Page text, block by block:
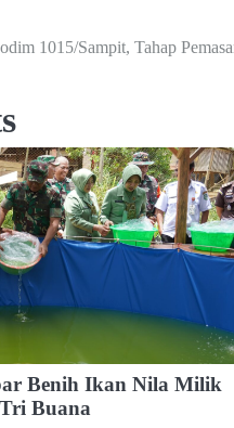
1015/Sampit, Tahap
Benih Ikan Nila Milik
Buana